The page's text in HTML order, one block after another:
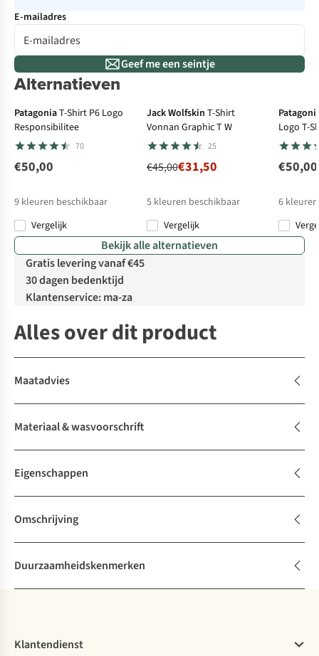
E-mailadres
Geef me een seintje
Alternatieven
PatagoniaT-Shirt P6 Logo
Responsibilitee
70
€50,00
9 kleuren beschikbaar
Vergelijk
Jack Wolfskin T-Shirt
Vonnan Graphic T W
25
€45,00€31,50
5 kleuren beschikbaar
%
%
Vergelijk
Logo T-
€50,00
6
Bekijk alle alternatieven
Gratis levering vanaf €45
30 dagen bedenktijd
Klantenservice: ma-za
Alles over dit product
Maatadvies
Materiaal & wasvoorschrift
Eigenschappen
Omschrijving
Duurzaamheidskenmerken
Klantendienst